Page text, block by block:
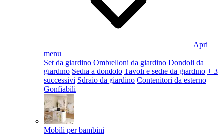
Apri
menu
Set da giardino Ombrelloni da giardino Dondoli da
giardino Sedia a dondolo Tavoli e sedie da giardino + 3
successivi Sdraio da giardino Contenitori da esterno
Gonfiabili
Mobili per bambini